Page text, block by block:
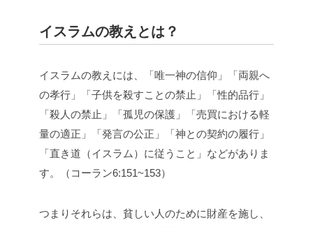
イスラムの教えとは？
イスラムの教えには、「唯一神の信仰」「両親へ
の孝行」「子供を殺すことの禁止」「性的品行」
「殺人の禁止」「孤児の保護」「売買における軽
量の適正」「発言の公正」「神との契約の履行」
「直き道（イスラム）に従うこと」などがありま
す。（コーラン6:151~153）
つまりそれらは、貧しい人のために財産を施し、